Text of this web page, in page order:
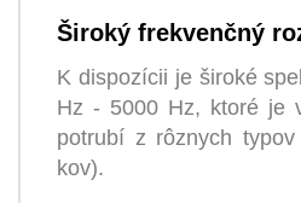
Široký frekvenčný
K dispozícii je široké
Hz - 5000 Hz, ktoré je
potrubí z rôznych
kov).